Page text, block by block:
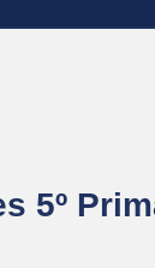
5º